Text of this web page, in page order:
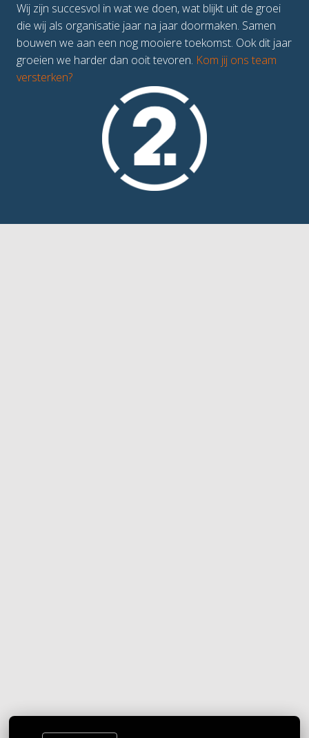
Wij zijn succesvol in wat we doen, wat blijkt uit de groei
die wij als organisatie jaar na jaar doormaken. Samen
bouwen we aan een nog mooiere toekomst. Ook dit jaar
groeien we harder dan ooit tevoren. Kom jij ons team
versterken?